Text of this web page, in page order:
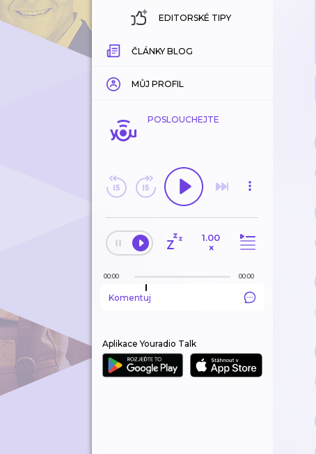
EDITORSKÉ TIPY
ČLÁNKY BLOG
MŮJ PROFIL
POSLOUCHEJTE
1.00
×
00:00 00:00
Komentuj
Aplikace Youradio Talk